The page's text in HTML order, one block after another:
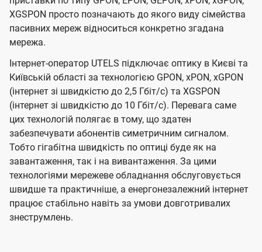
XGSPON просто позначають до якого виду сімейства
пасивних мереж відноситься конкретно згадана
мережа.
Інтернет-оператор UTELS підключає оптику в Києві та
Київській області за технологією GPON, xPON, xGPON
(інтернет зі швидкістю до 2,5 Гбіт/с) та XGSPON
(інтернет зі швидкістю до 10 Гбіт/с). Перевага саме
цих технологій полягає в тому, що здатен
забезпечувати абонентів симетричним сигналом.
Тобто гігабітна швидкість по оптиці буде як на
завантаження, так і на вивантаження. За цими
технологіями мережеве обладнання обслуговується
швидше та практичніше, а енергонезалежний інтернет
працює стабільно навіть за умови довготривалих
знеструмлень.